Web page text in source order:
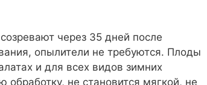
через 35 дней после
опылители не требуются. Плоды
и для всех видов зимних
не становится мягкой, не